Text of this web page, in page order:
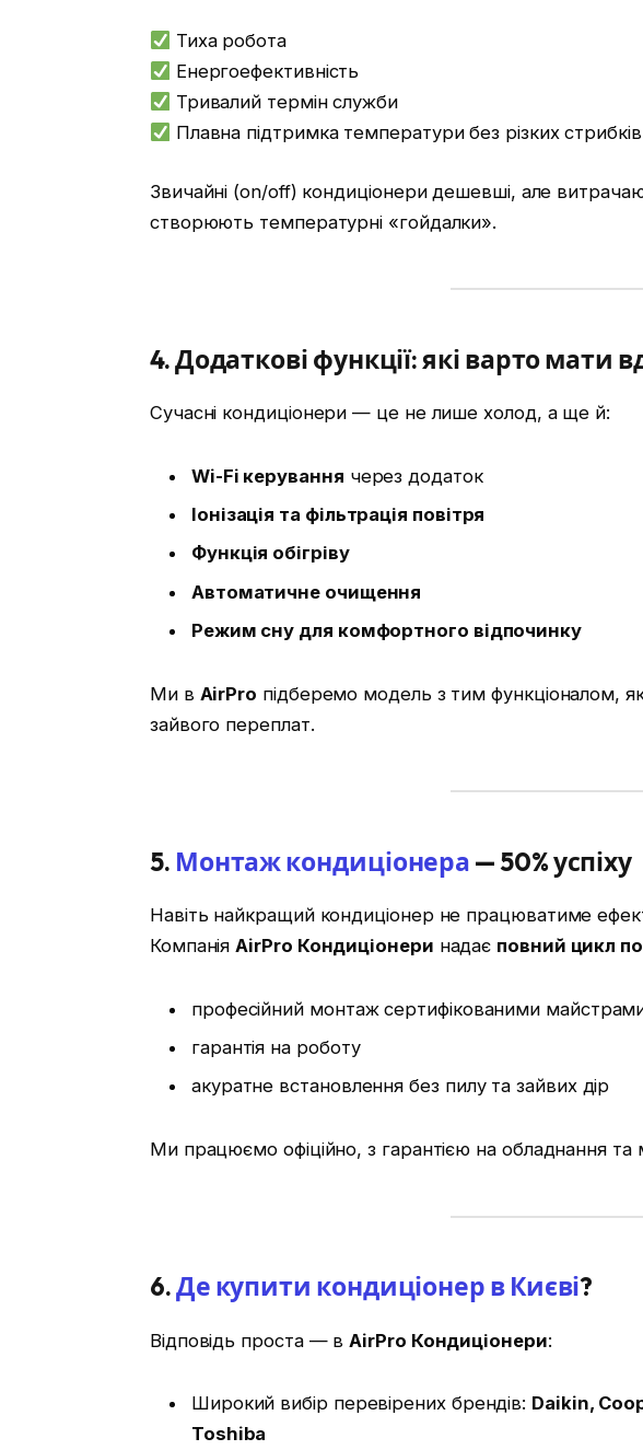
Тиха робота
Енергоефективність
Тривалий термін служби
Плавна підтримка температури без різких стрибків
Звичайні (on/off) кондиціонери дешевші, але
створюють температурні «гойдалки».
4. Додаткові функції: які варто мати
Сучасні кондиціонери — це не лише холод, а ще й:
Wi-Fi керування через додаток
Іонізація та фільтрація повітря
Функція обігріву
Автоматичне очищення
Режим сну для комфортного відпочинку
Ми в AirPro підберемо модель з тим функціоналом,
зайвого переплат.
5. Монтаж кондиціонера — 50% успіху
Навіть найкращий кондиціонер не працюватиме
Компанія AirPro Кондиціонери надає повний цикл
професійний монтаж сертифікованими
гарантія на роботу
акуратне встановлення без пилу та зайвих дір
Ми працюємо офіційно, з гарантією на обладнання та
6.Де купити кондиціонер в Києві?
Відповідь проста — в AirPro Кондиціонери:
Широкий вибір перевірених брендів: Daikin,
Toshiba